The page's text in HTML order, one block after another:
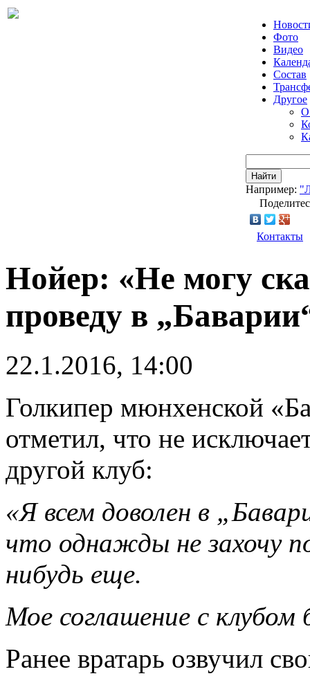
Фото
Видео
Состав
Другое
О
Найти
Например:
Контакты
Нойер: «Не могу
проведу в
22.1.2016, 14:00
Голкипер мюнхенской
отметил, что не
другой клуб:
«Я всем доволен в
что однажды не захочу
нибудь еще.
Мое соглашение с
Ранее вратарь озвучил